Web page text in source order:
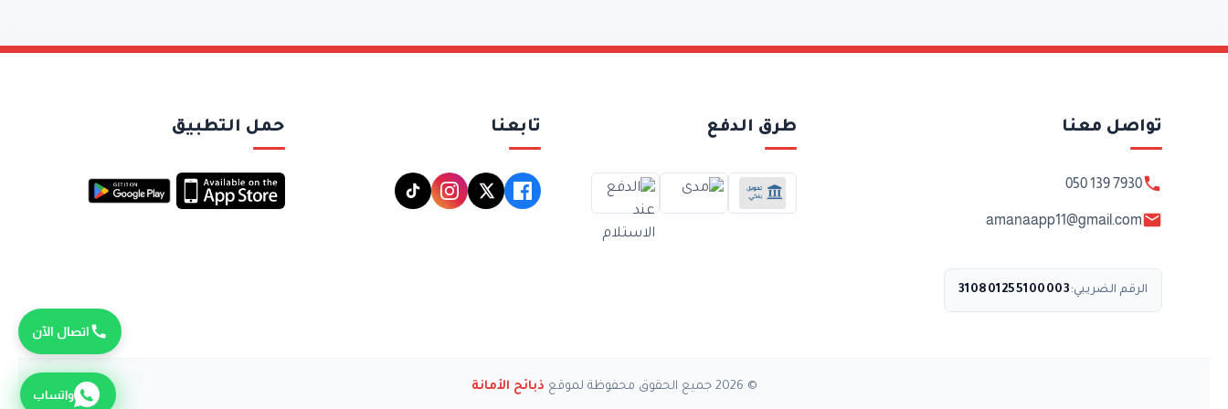
واتساب
تواصل معنا
050 139 7930
amanaapp11@gmail.com
الرقم الضريبي: 310801255100003
طرق الدفع تابعنا حمل التطبيق
© 2026 جميع الحقوق محفوظة لموقع ذبائح الأمانة
اتصال الآن